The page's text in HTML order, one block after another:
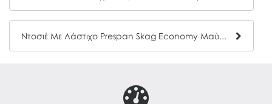
Ντοσιέ Με Λάστιχο Prespan Skag Economy Μαύρο (25x35)